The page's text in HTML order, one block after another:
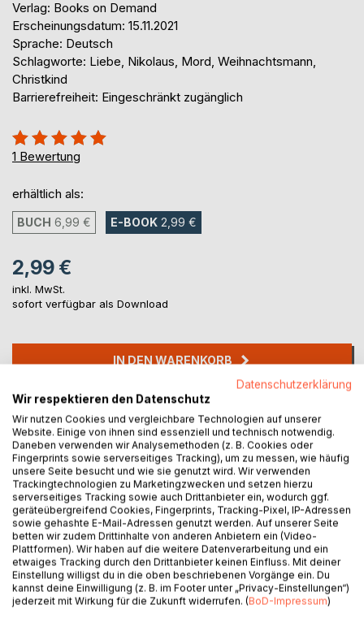
Verlag: Books on Demand
Erscheinungsdatum: 15.11.2021
Sprache: Deutsch
Schlagworte: Liebe, Nikolaus, Mord, Weihnachtsmann,
Christkind
Barrierefreiheit: Eingeschränkt zugänglich
Bewertung::
100%
1 Bewertung
erhältlich als:
BUCH 6,99 € E-BOOK 2,99 €
2,99 €
inkl. MwSt.
sofort verfügbar als Download
IN DEN WARENKORB
Auf die Merkliste
Titel bewerten
BESCHREIBUNG
Irgendwann kommt man an den Punkt, an dem man sich
entscheiden muss. So steht man auch als Autorin vor der
Datenschutzerklärung
Wir respektieren den Datenschutz
Wir nutzen Cookies und vergleichbare Technologien auf unserer
Website. Einige von ihnen sind essenziell und technisch notwendig.
Daneben verwenden wir Analysemethoden (z. B. Cookies oder
Fingerprints sowie serverseitiges Tracking), um zu messen, wie häufig
unsere Seite besucht und wie sie genutzt wird. Wir verwenden
Trackingtechnologien zu Marketingzwecken und setzen hierzu
serverseitiges Tracking sowie auch Drittanbieter ein, wodurch ggf.
geräteübergreifend Cookies, Fingerprints, Tracking-Pixel, IP-Adressen
sowie gehashte E-Mail-Adressen genutzt werden. Auf unserer Seite
betten wir zudem Drittinhalte von anderen Anbietern ein (Video-
Plattformen). Wir haben auf die weitere Datenverarbeitung und ein
etwaiges Tracking durch den Drittanbieter keinen Einfluss. Mit deiner
Einstellung willigst du in die oben beschriebenen Vorgänge ein. Du
kannst deine Einwilligung (z. B. im Footer unter „Privacy-Einstellungen“)
jederzeit mit Wirkung für die Zukunft widerrufen. (BoD-Impressum)